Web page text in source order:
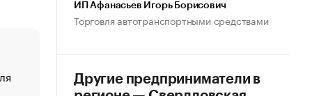
«От спорта тело стареет иначе». Как живет глава
создавшей GTA
ИП Афанасьев Игорь Борисович
Торговля автотранспортными средствами
Другие предприниматели в